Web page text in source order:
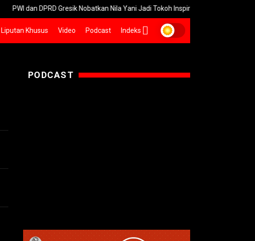
DPRD Gresik Nobatkan Nila Yani Jadi Tokoh Inspiratif UMKM
Liputan Khusus Video Podcast Indeks
PODCAST